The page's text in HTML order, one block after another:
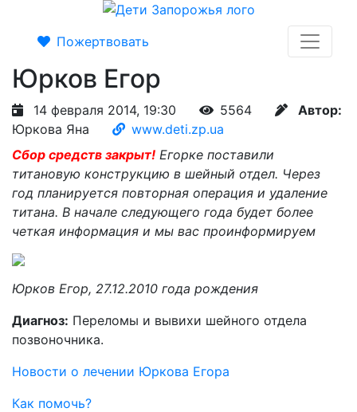
Пожертвовать
Юрков Егор
14 февраля 2014, 19:30 5564
Автор:
Юркова Яна
www.deti.zp.ua
Сбор средств закрыт! Егорке поставили
титановую конструкцию в шейный отдел. Через
год планируется повторная операция и удаление
титана. В начале следующего года будет более
четкая информация и мы вас проинформируем
Юрков Егор, 27.12.2010 года рождения
Диагноз: Переломы и вывихи шейного отдела
позвоночника.
Новости о лечении Юркова Егора
Как помочь?